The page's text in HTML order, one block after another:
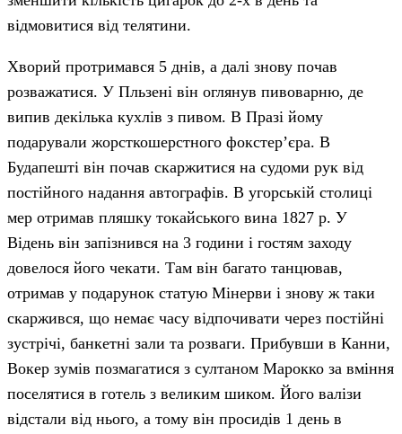
відмовитися від телятини.
Хворий протримався 5 днів, а далі знову почав
розважатися. У Пльзені він оглянув пивоварню, де
випив декілька кухлів з пивом. В Празі йому
подарували жорсткошерстного фокстер’єра. В
Будапешті він почав скаржитися на судоми рук від
постійного надання автографів. В угорській столиці
мер отримав пляшку токайського вина 1827 р. У
Відень він запізнився на 3 години і гостям заходу
довелося його чекати. Там він багато танцював,
отримав у подарунок статую Мінерви і знову ж таки
скаржився, що немає часу відпочивати через постійні
зустрічі, банкетні зали та розваги. Прибувши в Канни,
Вокер зумів позмагатися з султаном Марокко за вміння
поселятися в готель з великим шиком. Його валізи
відстали від нього, а тому він просидів 1 день в